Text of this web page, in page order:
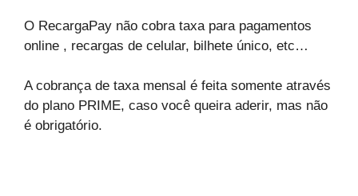
O RecargaPay não cobra taxa para pagamentos
online , recargas de celular, bilhete único, etc…
A cobrança de taxa mensal é feita somente através
do plano PRIME, caso você queira aderir, mas não
é obrigatório.